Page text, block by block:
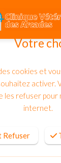
Votre
cookies et
activer.
les refuser pour
internet.
Refuser